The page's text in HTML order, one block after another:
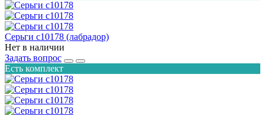
Серьги с10178 (лабрадор)
Нет в наличии
Задать вопрос
Есть комплект